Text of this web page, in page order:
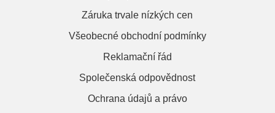
Záruka trvale nízkých cen
Všeobecné obchodní podmínky
Reklamační řád
Společenská odpovědnost
Ochrana údajů a právo